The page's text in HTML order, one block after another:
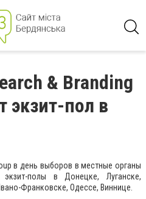
& Branding
экзит-пол в
в день выборов в местные органы
полы в Донецке, Луганске,
Франковске, Одессе, Виннице.